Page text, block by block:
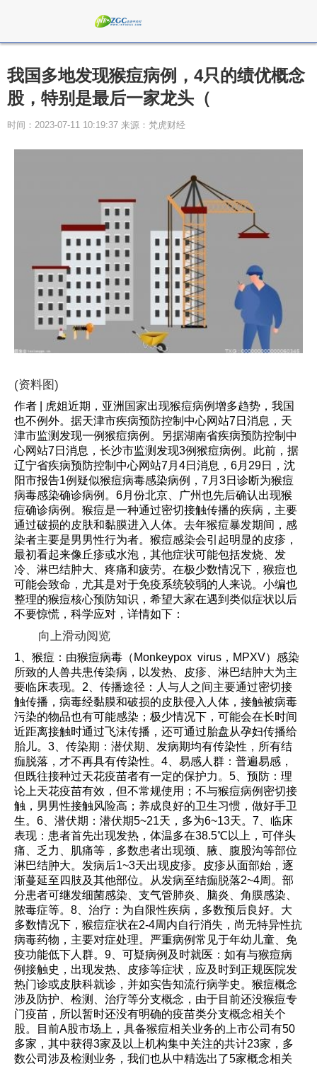
我国多地发现猴痘病例，4只的绩优概念
股，特别是最后一家龙头（
时间：2023-07-11 10:19:37 来源：梵虎财经
(资料图)
作者 | 虎姐近期，亚洲国家出现猴痘病例增多趋势，我国
也不例外。据天津市疾病预防控制中心网站7日消息，天
津市监测发现一例猴痘病例。另据湖南省疾病预防控制中
心网站7日消息，长沙市监测发现3例猴痘病例。此前，据
辽宁省疾病预防控制中心网站7月4日消息，6月29日，沈
阳市报告1例疑似猴痘病毒感染病例，7月3日诊断为猴痘
病毒感染确诊病例。6月份北京、广州也先后确认出现猴
痘确诊病例。猴痘是一种通过密切接触传播的疾病，主要
通过破损的皮肤和黏膜进入人体。去年猴痘暴发期间，感
染者主要是男男性行为者。猴痘感染会引起明显的皮疹，
最初看起来像丘疹或水泡，其他症状可能包括发烧、发
冷、淋巴结肿大、疼痛和疲劳。在极少数情况下，猴痘也
可能会致命，尤其是对于免疫系统较弱的人来说。小编也
整理的猴痘核心预防知识，希望大家在遇到类似症状以后
不要惊慌，科学应对，详情如下：
向上滑动阅览
1、猴痘：由猴痘病毒（Monkeypox virus，MPXV）感染
所致的人兽共患传染病，以发热、皮疹、淋巴结肿大为主
要临床表现。2、传播途径：人与人之间主要通过密切接
触传播，病毒经黏膜和破损的皮肤侵入人体，接触被病毒
污染的物品也有可能感染；极少情况下，可能会在长时间
近距离接触时通过飞沫传播，还可通过胎盘从孕妇传播给
胎儿。3、传染期：潜伏期、发病期均有传染性，所有结
痂脱落，才不再具有传染性。4、易感人群：普遍易感，
但既往接种过天花疫苗者有一定的保护力。5、预防：理
论上天花疫苗有效，但不常规使用；不与猴痘病例密切接
触，男男性接触风险高；养成良好的卫生习惯，做好手卫
生。6、潜伏期：潜伏期5~21天，多为6~13天。7、临床
表现：患者首先出现发热，体温多在38.5℃以上，可伴头
痛、乏力、肌痛等，多数患者出现颈、腋、腹股沟等部位
淋巴结肿大。发病后1~3天出现皮疹。皮疹从面部始，逐
渐蔓延至四肢及其他部位。从发病至结痂脱落2~4周。部
分患者可继发细菌感染、支气管肺炎、脑炎、角膜感染、
脓毒症等。8、治疗：为自限性疾病，多数预后良好。大
多数情况下，猴痘症状在2-4周内自行消失，尚无特异性抗
病毒药物，主要对症处理。严重病例常见于年幼儿童、免
疫功能低下人群。9、可疑病例及时就医：如有与猴痘病
例接触史，出现发热、皮疹等症状，应及时到正规医院发
热门诊或皮肤科就诊，并如实告知流行病学史。猴痘概念
涉及防护、检测、治疗等分支概念，由于目前还没猴痘专
门疫苗，所以暂时还没有明确的疫苗类分支概念相关个
股。目前A股市场上，具备猴痘相关业务的上市公司有50
多家，其中获得3家及以上机构集中关注的共计23家，多
数公司涉及检测业务，我们也从中精选出了5家概念相关